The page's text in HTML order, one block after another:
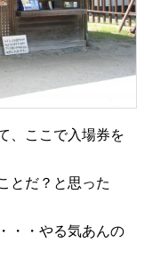
、ここで入場券を
とだ？と思った
・・やる気あんの